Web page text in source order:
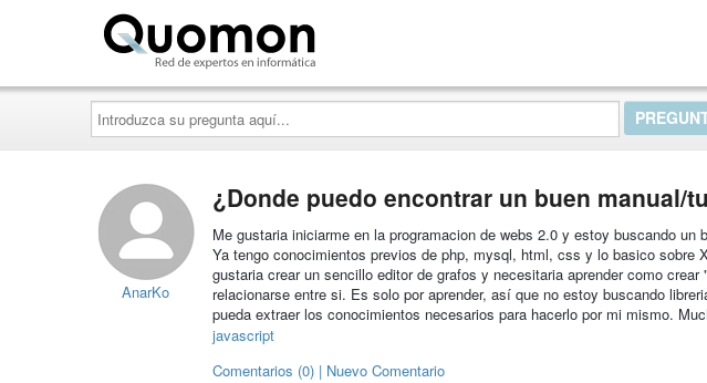
Introduzca
su
pregunta
aquí...
AnarKo
¿Donde puedo encontrar un buen manual/
Me gustaria iniciarme en la programacion de webs 2.0 y estoy buscando
Ya tengo conocimientos previos de php, mysql, html, css y lo basico sobre
gustaria crear un sencillo editor de grafos y necesitaria aprender como
relacionarse entre si. Es solo por aprender, así que no estoy buscando
pueda extraer los conocimientos necesarios para hacerlo por mi mismo.
javascript
Comentarios (0) | Nuevo Comentario